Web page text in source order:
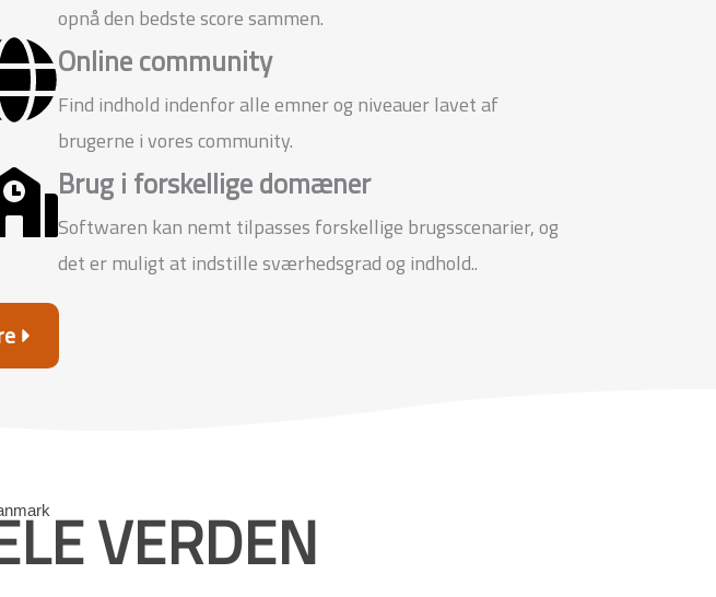
opnå den bedste score sammen.
Online community
Find indhold indenfor alle emner og niveauer lavet af
brugerne i vores community.
Brug i forskellige domæner
Softwaren kan nemt tilpasses forskellige brugsscenarier, og
det er muligt at indstille sværhedsgrad og indhold..
VERDEN